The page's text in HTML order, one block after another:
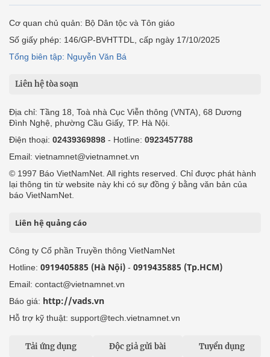
Cơ quan chủ quản: Bộ Dân tộc và Tôn giáo
Số giấy phép: 146/GP-BVHTTDL, cấp ngày 17/10/2025
Tổng biên tập: Nguyễn Văn Bá
Liên hệ tòa soạn
Địa chỉ: Tầng 18, Toà nhà Cục Viễn thông (VNTA), 68 Dương
Đình Nghệ, phường Cầu Giấy, TP. Hà Nội.
Điện thoại: 02439369898 - Hotline: 0923457788
Email: vietnamnet@vietnamnet.vn
© 1997 Báo VietNamNet. All rights reserved. Chỉ được phát hành
lại thông tin từ website này khi có sự đồng ý bằng văn bản của
báo VietNamNet.
Liên hệ quảng cáo
Công ty Cổ phần Truyền thông VietNamNet
Hotline: 0919405885 (Hà Nội) - 0919435885 (Tp.HCM)
Email: contact@vietnamnet.vn
Báo giá: http://vads.vn
Hỗ trợ kỹ thuật: support@tech.vietnamnet.vn
Tải ứng dụng Độc giả gửi bài Tuyển dụng